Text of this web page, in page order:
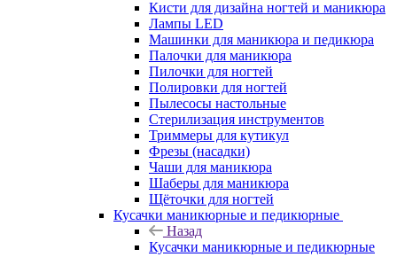
Кисти для дизайна ногтей и маникюра
Лампы LED
Машинки для маникюра и педикюра
Палочки для маникюра
Пилочки для ногтей
Полировки для ногтей
Пылесосы настольные
Стерилизация инструментов
Триммеры для кутикул
Фрезы (насадки)
Чаши для маникюра
Шаберы для маникюра
Щёточки для ногтей
Кусачки маникюрные и педикюрные
Назад
Кусачки маникюрные и педикюрные